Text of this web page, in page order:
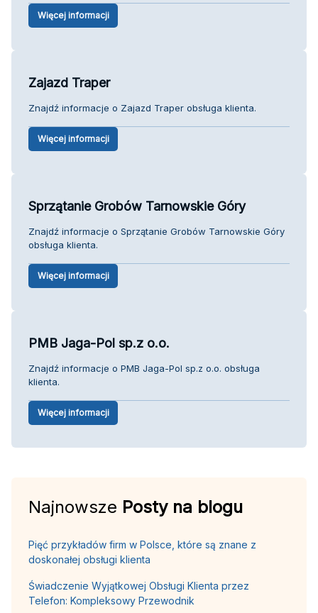
Więcej informacji
Zajazd Traper
Znajdź informacje o Zajazd Traper obsługa klienta.
Więcej informacji
Sprzątanie Grobów Tarnowskie Góry
Znajdź informacje o Sprzątanie Grobów Tarnowskie Góry
obsługa klienta.
Więcej informacji
PMB Jaga-Pol sp.z o.o.
Znajdź informacje o PMB Jaga-Pol sp.z o.o. obsługa
klienta.
Więcej informacji
Najnowsze Posty na blogu
Pięć przykładów firm w Polsce, które są znane z
doskonałej obsługi klienta
Świadczenie Wyjątkowej Obsługi Klienta przez
Telefon: Kompleksowy Przewodnik